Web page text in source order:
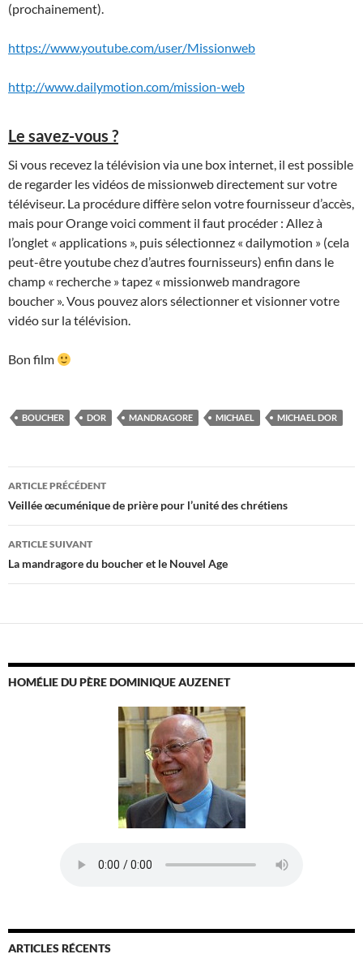
(prochainement).
https://www.youtube.com/user/Missionweb
http://www.dailymotion.com/mission-web
Le savez-vous ?
Si vous recevez la télévision via une box internet, il est possible
de regarder les vidéos de missionweb directement sur votre
téléviseur. La procédure diffère selon votre fournisseur d’accès,
mais pour Orange voici comment il faut procéder : Allez à
l’onglet « applications », puis sélectionnez « dailymotion » (cela
peut-être youtube chez d’autres fournisseurs) enfin dans le
champ « recherche » tapez « missionweb mandragore
boucher ». Vous pouvez alors sélectionner et visionner votre
vidéo sur la télévision.
Bon film
BOUCHER DOR MANDRAGORE MICHAEL MICHAEL DOR
Navigation
des
articles
ARTICLE PRÉCÉDENT
Veillée œcuménique de prière pour l’unité des chrétiens
ARTICLE SUIVANT
La mandragore du boucher et le Nouvel Age
HOMÉLIE DU PÈRE DOMINIQUE AUZENET
ARTICLES RÉCENTS